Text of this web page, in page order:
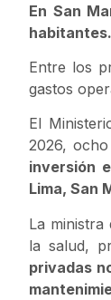
En San
habitantes.
Entre los
gastos
El
2026,
inversión
Lima, San
La ministra
la salud,
privadas